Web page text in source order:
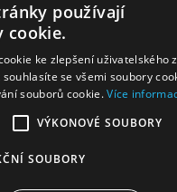
používají
cookie.
ke zlepšení uživatelského
se všemi soubory
souborů cookie.Více
VÝKONOVÉ SOUBORY
SOUBORY